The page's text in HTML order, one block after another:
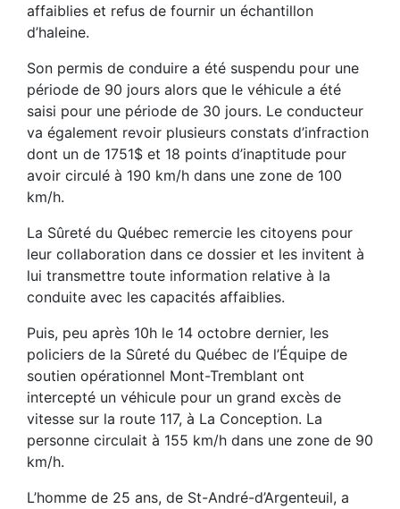
affaiblies et refus de fournir un échantillon
d’haleine.
Son permis de conduire a été suspendu pour une
période de 90 jours alors que le véhicule a été
saisi pour une période de 30 jours. Le conducteur
va également revoir plusieurs constats d’infraction
dont un de 1751$ et 18 points d’inaptitude pour
avoir circulé à 190 km/h dans une zone de 100
km/h.
La Sûreté du Québec remercie les citoyens pour
leur collaboration dans ce dossier et les invitent à
lui transmettre toute information relative à la
conduite avec les capacités affaiblies.
Puis, peu après 10h le 14 octobre dernier, les
policiers de la Sûreté du Québec de l’Équipe de
soutien opérationnel Mont-Tremblant ont
intercepté un véhicule pour un grand excès de
vitesse sur la route 117, à La Conception. La
personne circulait à 155 km/h dans une zone de 90
km/h.
L’homme de 25 ans, de St-André-d’Argenteuil, a